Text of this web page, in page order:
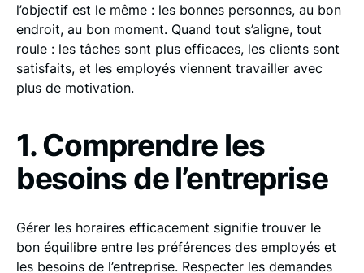
l’objectif est le même : les bonnes personnes, au bon
endroit, au bon moment. Quand tout s’aligne, tout
roule : les tâches sont plus efficaces, les clients sont
satisfaits, et les employés viennent travailler avec
plus de motivation.
1. Comprendre les
besoins de l’entreprise
Gérer les horaires efficacement signifie trouver le
bon équilibre entre les préférences des employés et
les besoins de l’entreprise. Respecter les demandes